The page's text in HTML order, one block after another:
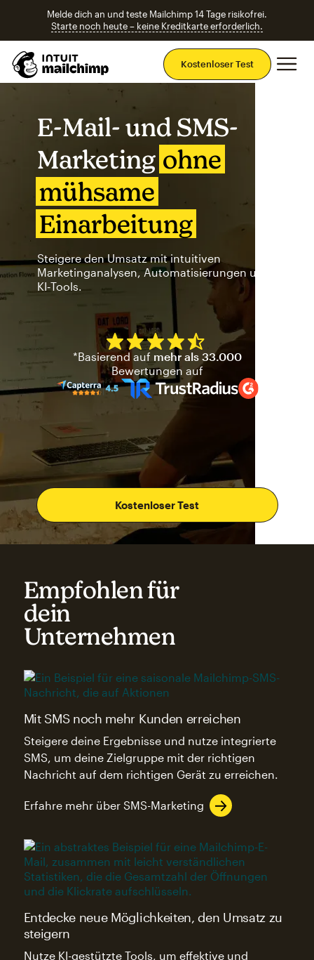
Melde dich an und teste Mailchimp 14 Tage risikofrei.
Starte noch heute – keine Kreditkarte erforderlich.
Kostenloser Test
E-Mail- und SMS-
Marketing ohne
mühsame
Einarbeitung
Steigere den Umsatz mit intuitiven
Marketinganalysen, Automatisierungen und
KI‑Tools.
Kostenloser Test
Mailchimp hat eine
*Basierend auf mehr als 33.000
Bewertungen auf
Empfohlen für
dein
Unternehmen
Mit SMS noch mehr Kunden erreichen
Steigere deine Ergebnisse und nutze integrierte
SMS, um deine Zielgruppe mit der richtigen
Nachricht auf dem richtigen Gerät zu erreichen.
Erfahre mehr über SMS-Marketing
Entdecke neue Möglichkeiten, den Umsatz zu
steigern
Nutze KI-gestützte Tools, um effektive und